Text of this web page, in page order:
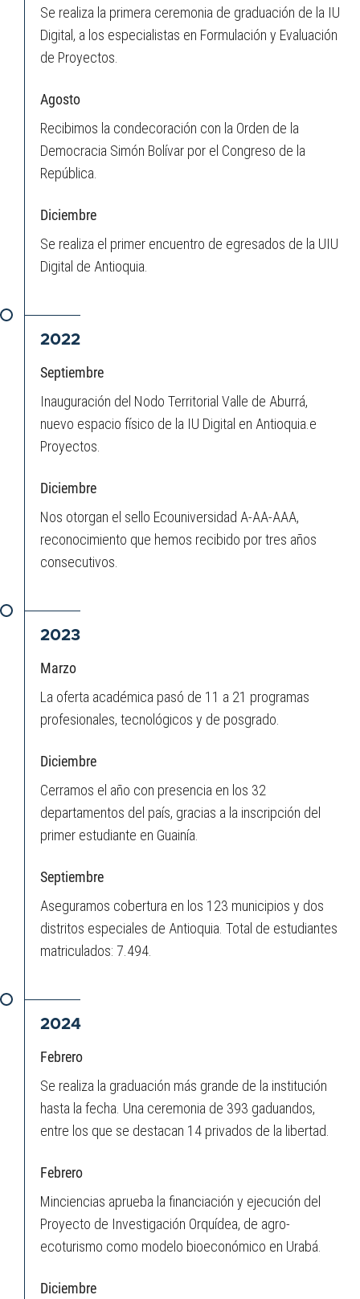
Se realiza la primera ceremonia de graduación de la IU
Digital, a los especialistas en Formulación y Evaluación
de Proyectos.
Agosto
Recibimos la condecoración con la Orden de la
Democracia Simón Bolívar por el Congreso de la
República.
Diciembre
Se realiza el primer encuentro de egresados de la UIU
Digital de Antioquia.
2022
Septiembre
Inauguración del Nodo Territorial Valle de Aburrá,
nuevo espacio físico de la IU Digital en Antioquia.e
Proyectos.
Diciembre
Nos otorgan el sello Ecouniversidad A-AA-AAA,
reconocimiento que hemos recibido por tres años
consecutivos.
2023
Marzo
La oferta académica pasó de 11 a 21 programas
profesionales, tecnológicos y de posgrado.
Diciembre
Cerramos el año con presencia en los 32
departamentos del país, gracias a la inscripción del
primer estudiante en Guainía.
Septiembre
Aseguramos cobertura en los 123 municipios y dos
distritos especiales de Antioquia. Total de estudiantes
matriculados: 7.494.
2024
Febrero
Se realiza la graduación más grande de la institución
hasta la fecha. Una ceremonia de 393 gaduandos,
entre los que se destacan 14 privados de la libertad.
Febrero
Minciencias aprueba la financiación y ejecución del
Proyecto de Investigación Orquídea, de agro-
ecoturismo como modelo bioeconómico en Urabá.
Diciembre